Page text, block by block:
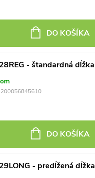
DO KOŠÍKA
- štandardná dĺžka
DO KOŠÍKA
- predĺžená dĺžka